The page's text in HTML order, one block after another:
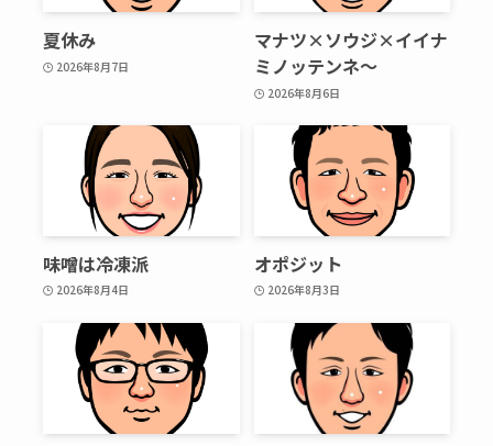
夏休み
2026年8月7日
マナツ×ソウジ×イイナ
ミノッテンネ～
2026年8月6日
味噌は冷凍派
2026年8月4日
オポジット
2026年8月3日